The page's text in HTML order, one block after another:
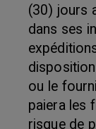
(30) jours
dans ses
ou le
paiera les
risque de